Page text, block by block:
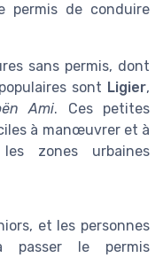
permis de conduire
sans permis, dont
sont Ligier,
Ami. Ces petites
à manœuvrer et à
zones urbaines
et les personnes
passer le permis